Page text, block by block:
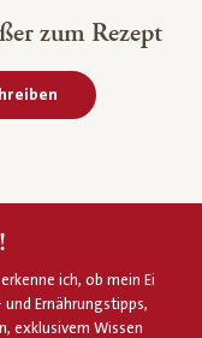
zum Rezept
ich, ob mein Ei
Ernährungstipps,
exklusivem Wissen